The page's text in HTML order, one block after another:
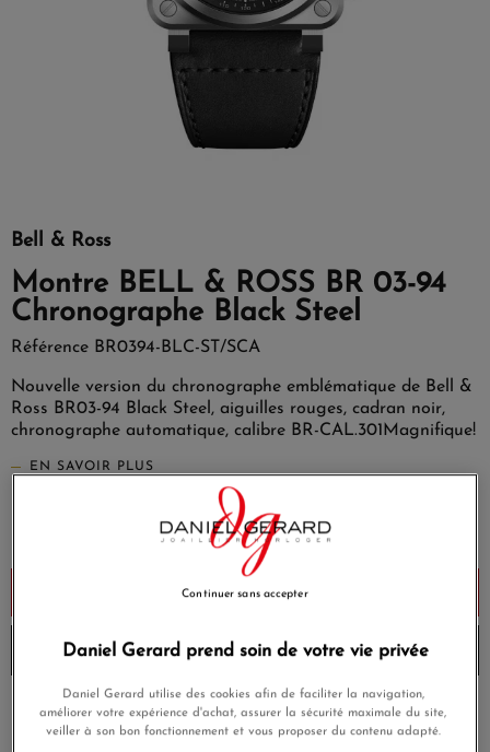
Bell & Ross
Montre BELL & ROSS BR 03-94
Chronographe Black Steel
Référence BR0394-BLC-ST/SCA
Nouvelle version du chronographe emblématique de Bell &
Ross BR03-94 Black Steel, aiguilles rouges, cadran noir,
chronographe automatique, calibre BR-CAL.301Magnifique!
EN SAVOIR PLUS
Payez seulement 590 € aujourd'hui
Ajouter au panier
Envoi sous 6 à 8 jours
Livraison gratuite
Payez en 4x ou 10x
sans frais
Daniel Gerard prend soin de votre vie privée
Daniel Gerard utilise des cookies afin de faciliter la navigation,
améliorer votre expérience d'achat, assurer la sécurité maximale du site,
veiller à son bon fonctionnement et vous proposer du contenu adapté.
Continuer sans accepter